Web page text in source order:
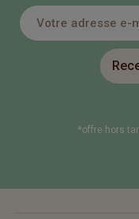
*offre hors